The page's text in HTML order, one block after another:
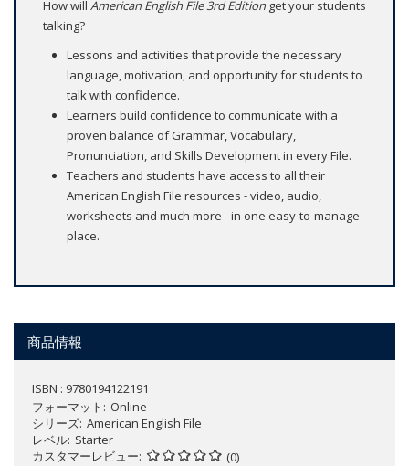
How will American English File 3rd Editionget your students
talking?
Lessons and activities that provide the necessary
language, motivation, and opportunity for students to
talk with confidence.
Learners build confidence to communicate with a
proven balance of Grammar, Vocabulary,
Pronunciation, and Skills Development in every File.
Teachers and students have access to all their
American English File resources - video, audio,
worksheets and much more - in one easy-to-manage
place.
商品情報
ISBN : 9780194122191
フォーマット
Online
シリーズ American English File
レベル Starter
カスタマーレビュー
(0)